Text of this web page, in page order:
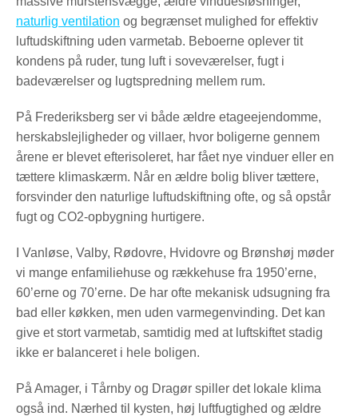
naturlig ventilation og begrænset mulighed for effektiv
luftudskiftning uden varmetab. Beboerne oplever tit
kondens på ruder, tung luft i soveværelser, fugt i
badeværelser og lugtspredning mellem rum.
På Frederiksberg ser vi både ældre etageejendomme,
herskabslejligheder og villaer, hvor boligerne gennem
årene er blevet efterisoleret, har fået nye vinduer eller en
tættere klimaskærm. Når en ældre bolig bliver tættere,
forsvinder den naturlige luftudskiftning ofte, og så opstår
fugt og CO2-opbygning hurtigere.
I Vanløse, Valby, Rødovre, Hvidovre og Brønshøj møder
vi mange enfamiliehuse og rækkehuse fra 1950’erne,
60’erne og 70’erne. De har ofte mekanisk udsugning fra
bad eller køkken, men uden varmegenvinding. Det kan
give et stort varmetab, samtidig med at luftskiftet stadig
ikke er balanceret i hele boligen.
På Amager, i Tårnby og Dragør spiller det lokale klima
også ind. Nærhed til kysten, høj luftfugtighed og ældre